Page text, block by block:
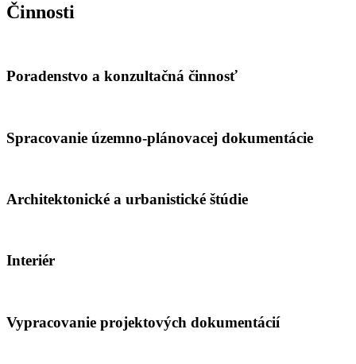
Činnosti
Poradenstvo a konzultačná činnosť
Spracovanie územno-plánovacej dokumentácie
Architektonické a urbanistické štúdie
Interiér
Vypracovanie projektových dokumentácií